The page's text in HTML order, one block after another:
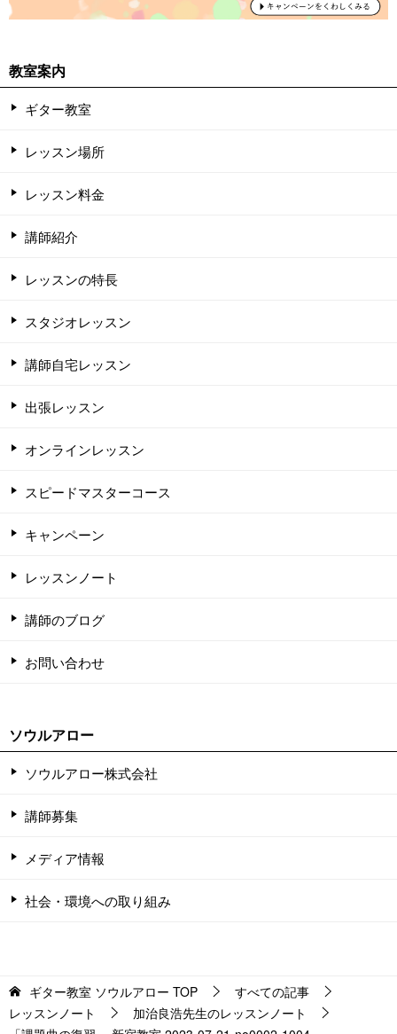
教室案内
ギター教室
レッスン場所
レッスン料金
講師紹介
レッスンの特長
スタジオレッスン
講師自宅レッスン
出張レッスン
オンラインレッスン
スピードマスターコース
キャンペーン
レッスンノート
講師のブログ
お問い合わせ
ソウルアロー
ソウルアロー株式会社
講師募集
メディア情報
社会・環境への取り組み
ギター教室 ソウルアロー TOP
すべての記事
レッスンノート
加治良浩先生のレッスンノート